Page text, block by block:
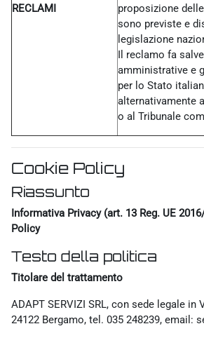
RECLAMI
proposizione
sono previste e
legislazione
Il reclamo fa
amministrative e
per lo Stato
alternativamente
o al Tribunale
Cookie Policy
Riassunto
Informativa Privacy (art. 13 Reg. UE
Policy
Testo della politica
Titolare del trattamento
ADAPT SERVIZI SRL, con sede legale in
24122 Bergamo, tel. 035 248239, email: